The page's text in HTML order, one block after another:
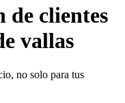
de clientes
vallas
no solo para tus